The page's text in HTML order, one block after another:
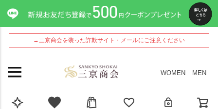
→三京商会を装った詐欺サイト・メールにご注意ください
WOMEN MEN
ペー
ジト
ップ
へ